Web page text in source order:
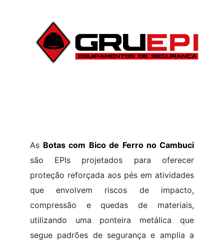
As Botas com Bico de Ferro no Cambuci
são EPIs projetados para oferecer
proteção reforçada aos pés em atividades
que envolvem riscos de impacto,
compressão e quedas de materiais,
utilizando uma ponteira metálica que
segue padrões de segurança e amplia a